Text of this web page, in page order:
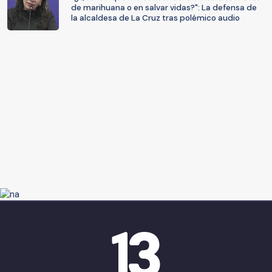
de marihuana o en salvar vidas?": La defensa de
la alcaldesa de La Cruz tras polémico audio